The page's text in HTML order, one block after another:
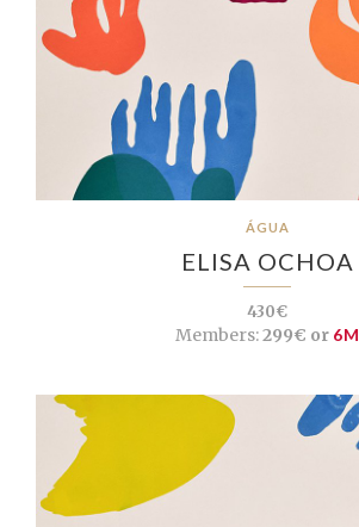
ÁGUA
ELISA OCHOA
430€
Members:299€ or 6M